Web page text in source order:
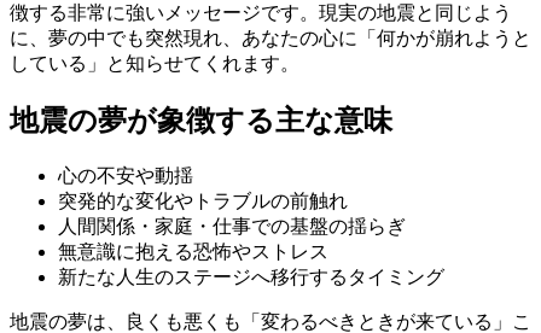
徴する非常に強いメッセージです。現実の地震と同じよう
に、夢の中でも突然現れ、あなたの心に「何かが崩れようと
している」と知らせてくれます。
地震の夢が象徴する主な意味
心の不安や動揺
突発的な変化やトラブルの前触れ
人間関係・家庭・仕事での基盤の揺らぎ
無意識に抱える恐怖やストレス
新たな人生のステージへ移行するタイミング
地震の夢は、良くも悪くも「変わるべきときが来ている」こ